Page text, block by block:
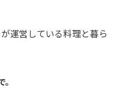
運営している料理と暮ら